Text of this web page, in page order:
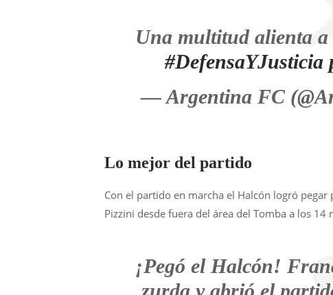
Una multitud alienta
#DefensaYJusticia
— Argentina FC
Lo mejor del partido
Con el partido en marcha el Halcón logró
Pizzini desde fuera del área del Tomba a los 14
¡Pegó el Halcón!